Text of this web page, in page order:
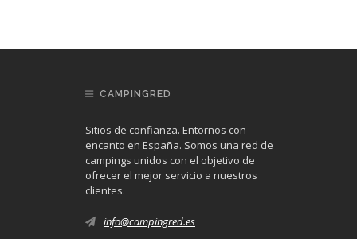
CAMPINGRED
Sitios de confianza. Entornos con
encanto en España. Somos una red de
campings unidos con el objetivo de
ofrecer el mejor servicio a nuestros
clientes.
info@campingred.es